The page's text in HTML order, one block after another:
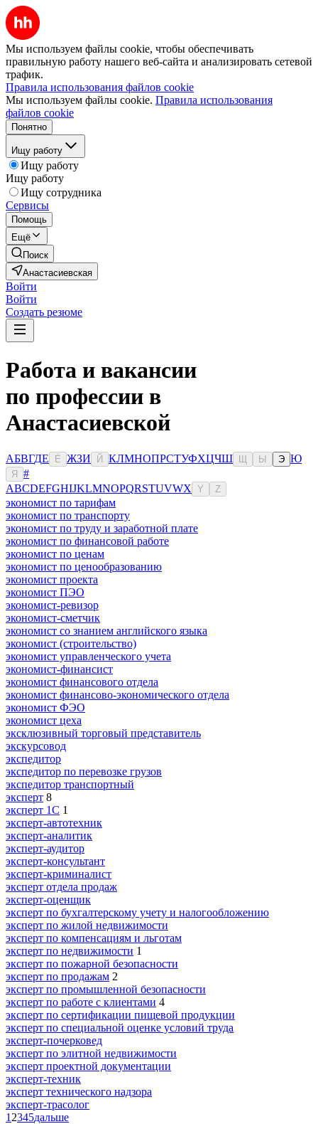
Мы используем файлы cookie, чтобы обеспечивать
правильную работу нашего веб-сайта и анализировать сетевой
трафик.
Правила использования файлов cookie
Мы используем файлы cookie. Правила использования
файлов cookie
Понятно
Ищу работу
Ищу работу
Ищу работу
Ищу сотрудника
Сервисы
Помощь
Ещё
Поиск
Анастасиевская
Войти
Войти
Создать резюме
Работа и вакансии
по профессии в
Анастасиевской
АБВГДЕ Ё ЖЗИ Й КЛМНОПРСТУФХЦЧШ Ы Э Ю
Я
#
ABCDEFGHIJKLMNOPQRSTUVWX Y Z
экономист по тарифам
экономист по транспорту
экономист по труду и заработной плате
экономист по финансовой работе
экономист по ценам
экономист по ценообразованию
экономист проекта
экономист ПЭО
экономист-ревизор
экономист-сметчик
экономист со знанием английского языка
экономист (строительство)
экономист управленческого учета
экономист-финансист
экономист финансового отдела
экономист финансово-экономического отдела
экономист ФЭО
экономист цеха
эксклюзивный торговый представитель
экскурсовод
экспедитор
экспедитор по перевозке грузов
экспедитор транспортный
эксперт 8
эксперт 1С 1
эксперт-автотехник
эксперт-аналитик
эксперт-аудитор
эксперт-консультант
эксперт-криминалист
эксперт отдела продаж
эксперт-оценщик
эксперт по бухгалтерскому учету и налогообложению
эксперт по жилой недвижимости
эксперт по компенсациям и льготам
эксперт по недвижимости 1
эксперт по пожарной безопасности
эксперт по продажам 2
эксперт по промышленной безопасности
эксперт по работе с клиентами 4
эксперт по сертификации пищевой продукции
эксперт по специальной оценке условий труда
эксперт-почерковед
эксперт по элитной недвижимости
эксперт проектной документации
эксперт-техник
эксперт технического надзора
эксперт-трасолог
1 2345дальше